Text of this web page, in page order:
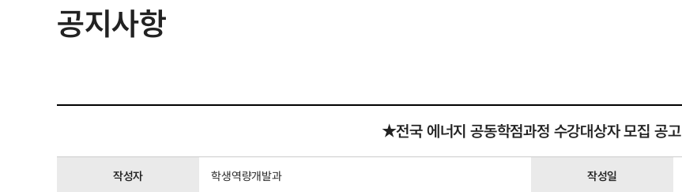
공지사항
★전국 에너지 공동학점과정 수강대상자 모집 공고
작성자 학생역량개발과 작성일